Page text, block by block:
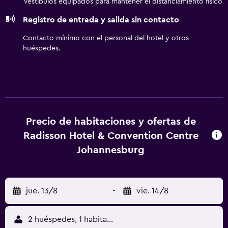
juegos de cama hipoalergénicos, cambio de toallas y
cambio de sábanas. Se ofrece servicio nocturno de
descubierta y servicio de limpieza todos los días. En el
Vestíbulos equipados para mantener el distanciamiento físico
Registro de entrada y salida sin contacto
Contacto mínimo con el personal del hotel y otros
huéspedes.
Precio de habitaciones y ofertas de
Radisson Hotel & Convention Centre
Johannesburg
jue. 13/8 - vie. 14/8
2 huéspedes, 1 habitación